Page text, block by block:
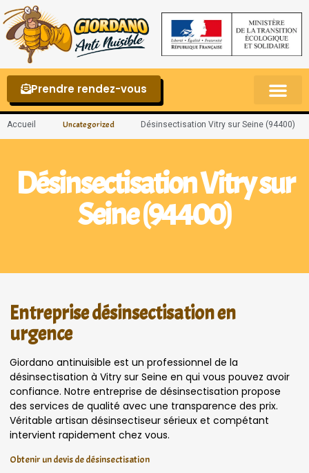
Prendre rendez-vous
Accueil Uncategorized Désinsectisation Vitry sur Seine (94400)
Désinsectisation Vitry sur
Seine (94400)
Entreprise désinsectisation en
urgence
Giordano antinuisible est un professionnel de la
désinsectisation à Vitry sur Seine en qui vous pouvez avoir
confiance. Notre entreprise de désinsectisation propose
des services de qualité avec une transparence des prix.
Véritable artisan désinsectiseur sérieux et compétant
intervient rapidement chez vous.
Obtenir un devis de désinsectisation